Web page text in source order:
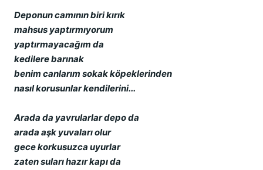
Deponun camının biri kırık
mahsus yaptırmıyorum
yaptırmayacağım da
kedilere barınak
benim canlarım sokak köpeklerinden
nasıl korusunlar kendilerini...
Arada da yavrularlar depo da
arada aşk yuvaları olur
gece korkusuzca uyurlar
zaten suları hazır kapı da